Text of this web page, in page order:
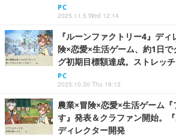
PC
2025.11.5 Wed 12:14
『ルーンファクトリー4』デ
険×恋愛×生活ゲーム、約1日
グ初期目標額達成。ストレッ
PC
2025.10.30 Thu 19:13
農業×冒険×恋愛×生活ゲーム
す』発表＆クラファン開始。
ディレクター開発